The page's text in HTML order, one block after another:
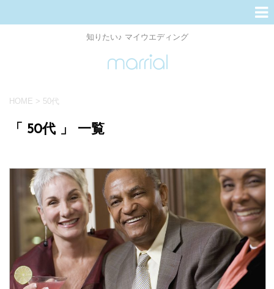
知りたい♪ マイウエディング
HOME > 50代
「 50代 」 一覧